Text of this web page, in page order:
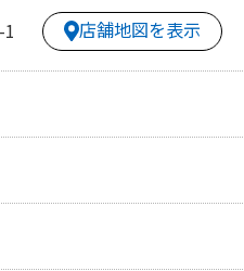
店舗地図を表示